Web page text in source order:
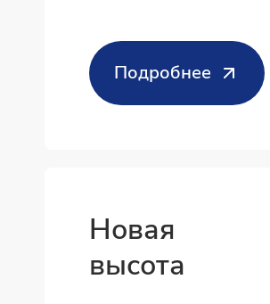
Подробнее
Новая
высота